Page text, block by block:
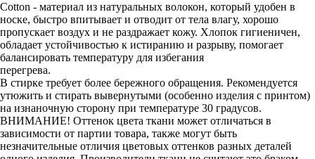
Cotton - материал из натуральных волокон, который удобен в
носке, быстро впитывает и отводит от тела влагу, хорошо
пропускает воздух и не раздражает кожу. Хлопок гигиеничен,
обладает устойчивостью к истиранию и разрыву, помогает
балансировать температуру для избегания
перегрева.
В стирке требует более бережного обращения. Рекомендуется
утюжить и стирать вывернутыми (особенно изделия с принтом)
на изнаночную сторону при температуре 30 градусов.
ВНИМАНИЕ! Оттенок цвета ткани может отличаться в
зависимости от партии товара, также могут быть
незначительные отличия цветовых оттенков разных деталей